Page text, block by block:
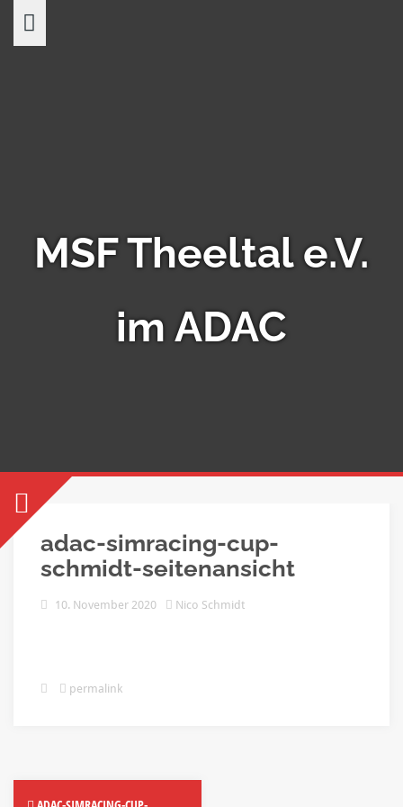
MSF Theeltal e.V.
im ADAC
adac-simracing-cup-
schmidt-seitenansicht
10. November 2020 Nico Schmidt
permalink